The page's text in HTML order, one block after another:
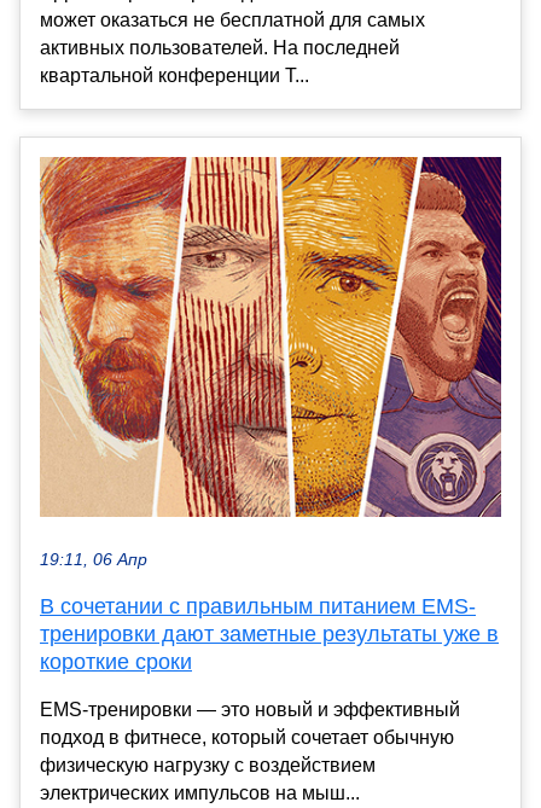
может оказаться не бесплатной для самых
активных пользователей. На последней
квартальной конференции Т...
19:11, 06 Апр
В сочетании с правильным питанием EMS-
тренировки дают заметные результаты уже в
короткие сроки
EMS-тренировки — это новый и эффективный
подход в фитнесе, который сочетает обычную
физическую нагрузку с воздействием
электрических импульсов на мыш...